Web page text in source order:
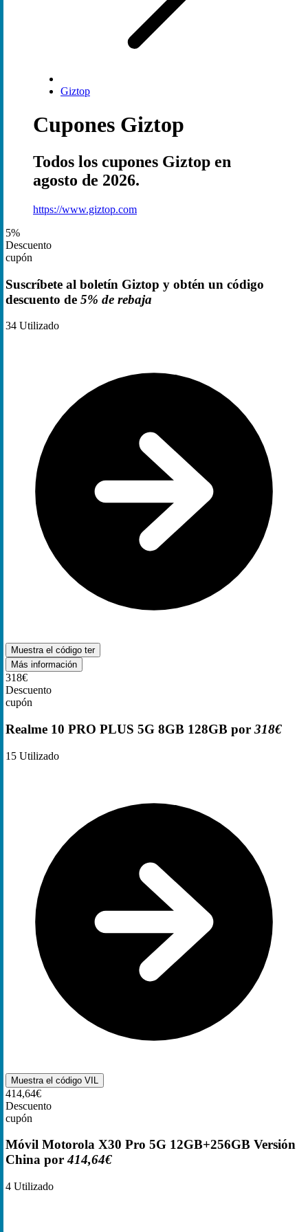
Giztop
Cupones Giztop
Todos los cupones Giztop en
agosto de 2026.
https://www.giztop.com
5%
Descuento
cupón
Suscríbete al boletín Giztop y obtén un código
descuento de 5% de rebaja
34 Utilizado
Muestra el código ter
Más información
318€
Descuento
cupón
Realme 10 PRO PLUS 5G 8GB 128GB por 318€
15 Utilizado
Muestra el código VIL
414,64€
Descuento
cupón
Móvil Motorola X30 Pro 5G 12GB+256GB Versión
China por414,64€
4 Utilizado